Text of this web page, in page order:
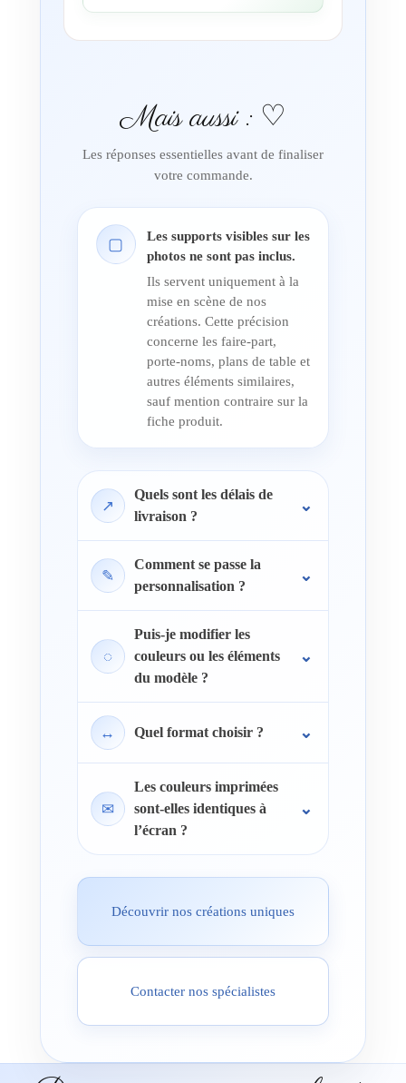
Mais aussi : ♡
Les réponses essentielles avant de finaliser
votre commande.
▢
Les supports visibles sur les
photos ne sont pas inclus.
Ils servent uniquement à la
mise en scène de nos
créations. Cette précision
concerne les faire-part,
porte-noms, plans de table et
autres éléments similaires,
sauf mention contraire sur la
fiche produit.
↗
Quels sont les délais de
livraison ?
✎
Comment se passe la
personnalisation ?
◌
Puis-je modifier les
couleurs ou les éléments
du modèle ?
↔ Quel format choisir ?
✉
Les couleurs imprimées
sont-elles identiques à
l’écran ?
Découvrir nos créations uniques
Contacter nos spécialistes